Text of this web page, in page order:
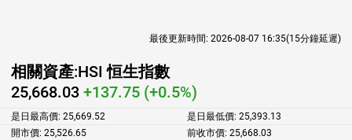
最後更新時間: 2026-08-07 16:35(15分鐘延遲)
相關資產:HSI 恒生指數
25,668.03 +137.75 (+0.5%)
是日最高價: 25,669.52 是日最低價: 25,393.13
開市價: 25,526.65 前收市價: 25,668.03